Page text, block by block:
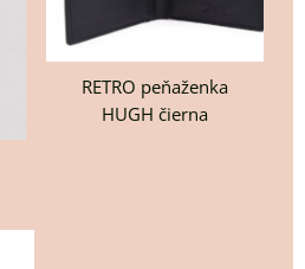
RETRO peňaženka
HUGH čierna